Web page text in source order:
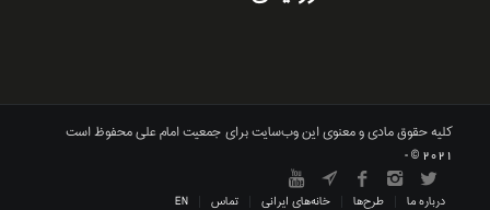
کلیه حقوق مادی و معنوی این وب‌سایت برای جمعیت امام علی محفوظ است
2021 © -
درباره ما طرح‌ها خانه‌های ایرانی تماس EN